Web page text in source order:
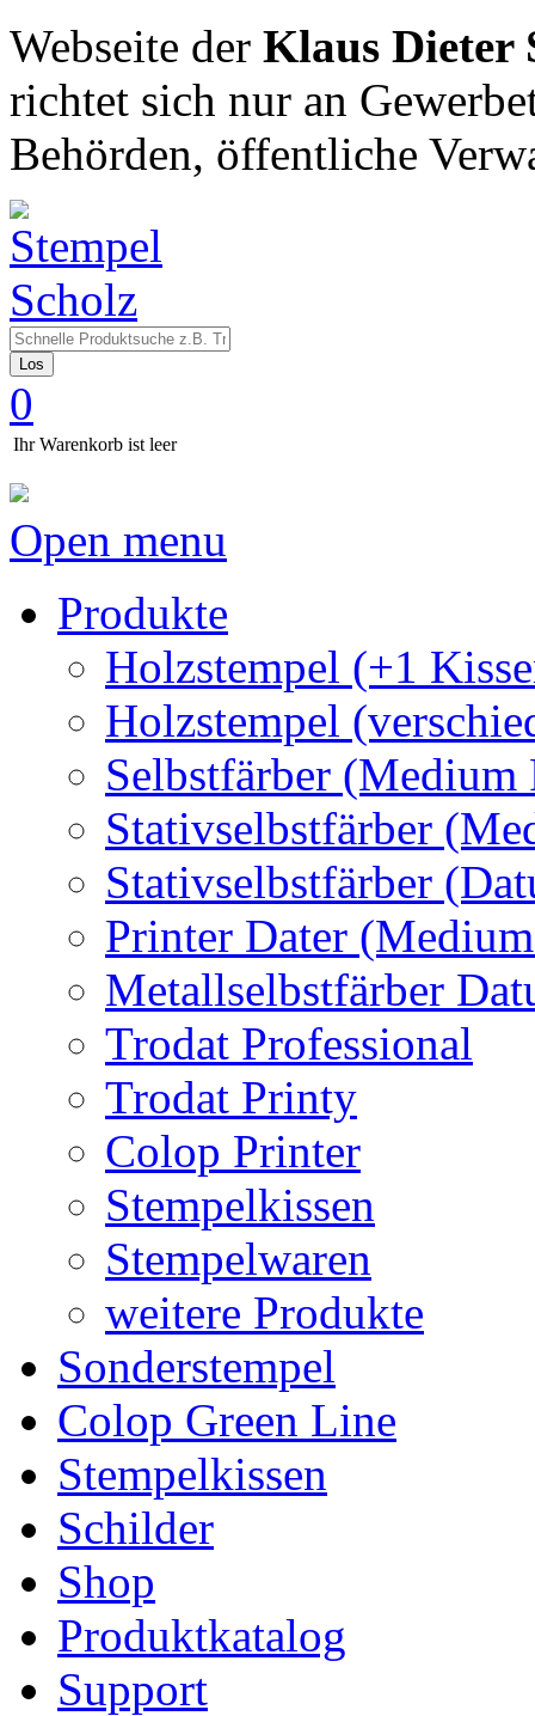
Webseite der Klaus Dieter
richtet sich nur an
Behörden, öffentliche
Los
0
Ihr Warenkorb ist leer
Open menu
Produkte
Holzstempel (+1
Holzstempel
Selbstfärber (Medium
Stativselbstfärber
Stativselbstfärber
Printer Dater
Metallselbstfärber
Trodat Professional
Trodat Printy
Colop Printer
Stempelkissen
Stempelwaren
weitere Produkte
Sonderstempel
Colop Green Line
Stempelkissen
Schilder
Shop
Produktkatalog
Support